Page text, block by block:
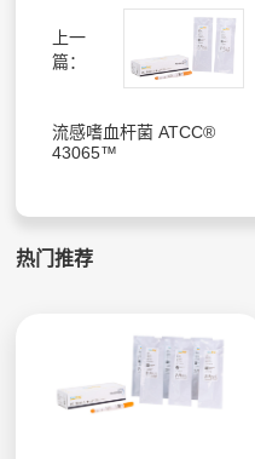
上一
篇：
流感嗜血杆菌 ATCC®
43065™
热门推荐